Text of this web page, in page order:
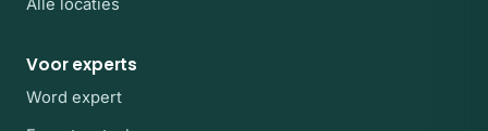
Alle locaties
Voor experts
Word expert